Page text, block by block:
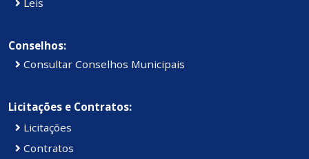
Conselhos:
Consultar Conselhos Municipais
Licitações e Contratos:
Licitações
Contratos